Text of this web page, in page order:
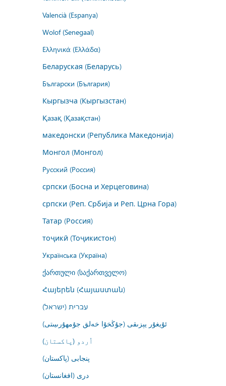
Valencià (Espanya)
Wolof (Senegaal)
Ελληνικά (Ελλάδα)
Беларуская (Беларусь)
Български (България)
Кыргызча (Кыргызстан)
Қазақ (Қазақстан)
македонски (Република Македонија)
Монгол (Монгол)
Русский (Россия)
српски (Босна и Херцеговина)
српски (Реп. Србија и Реп. Црна Гора)
Татар (Россия)
тоҷикӣ (Тоҷикистон)
Українська (Україна)
ქართული (საქართველო)
Հայերեն (Հայաստան)
עברית (ישראל)
ئۇيغۇر يېزىقى (جۇڭخۇا خەلق جۇمھۇرىيىتى)
اُردو (پاکستان)
پنجابی (پاکستان)
درى (افغانستان)